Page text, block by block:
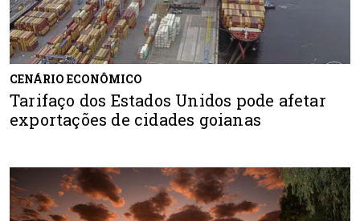
CENÁRIO ECONÔMICO
Tarifaço dos Estados Unidos pode afetar
exportações de cidades goianas